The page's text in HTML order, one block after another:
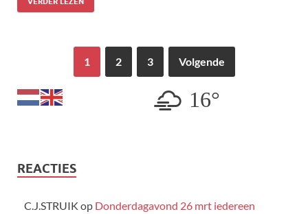
1 2 3 Volgende
16°
REACTIES
C.J.STRUIK op Donderdagavond 26 mrt iedereen